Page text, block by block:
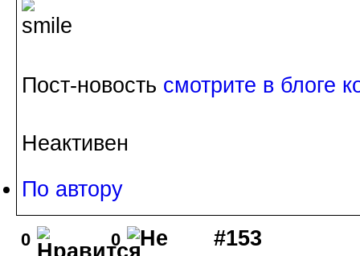
Пост-новость смотрите в блоге
Неактивен
По автору
0 0 #153